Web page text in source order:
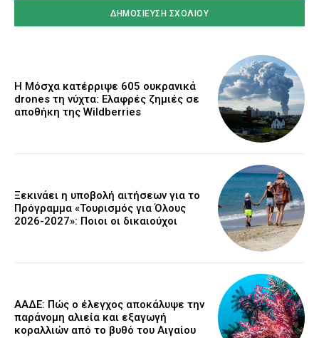
Η Μόσχα κατέρριψε 605 ουκρανικά
drones τη νύχτα: Ελαφρές ζημιές σε
αποθήκη της Wildberries
Ξεκινάει η υποβολή αιτήσεων για το
Πρόγραμμα «Τουρισμός για Όλους
2026-2027»: Ποιοι οι δικαιούχοι
ΑΑΔΕ: Πώς ο έλεγχος αποκάλυψε την
παράνομη αλιεία και εξαγωγή
κοραλλιών από το βυθό του Αιγαίου